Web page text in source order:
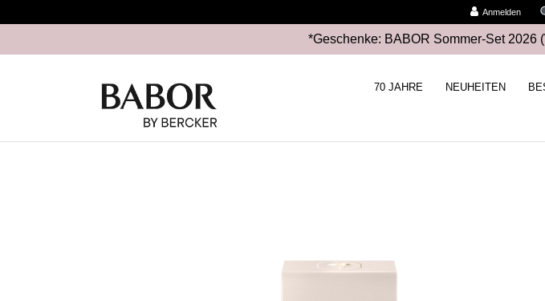
Anmelden
*Geschenke: BABOR Sommer-Set 2026
70 JAHRE NEUHEITEN